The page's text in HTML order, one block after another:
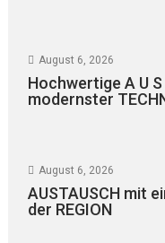
August 6, 2026
Hochwertige A U S
modernster
August 6, 2026
AUSTAUSCH mit
der REGION